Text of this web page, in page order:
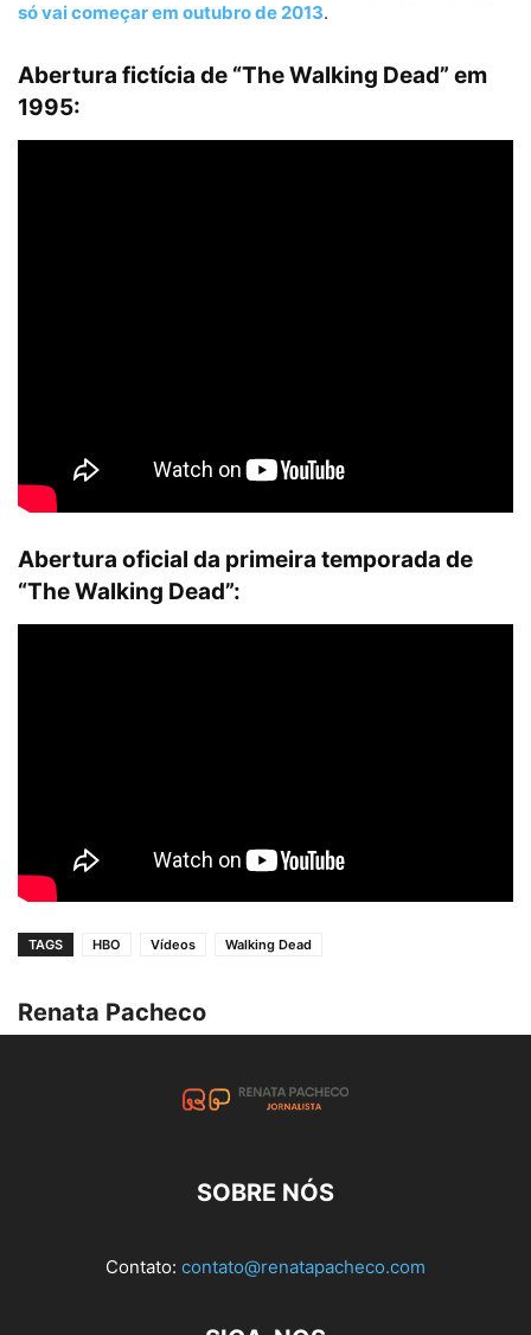
só vai começar em outubro de 2013.
Abertura fictícia de “The Walking Dead” em
1995:
Abertura oficial da primeira temporada de
“The Walking Dead”:
TAGS HBO Vídeos Walking Dead
Renata Pacheco
SOBRE NÓS
Contato: contato@renatapacheco.com